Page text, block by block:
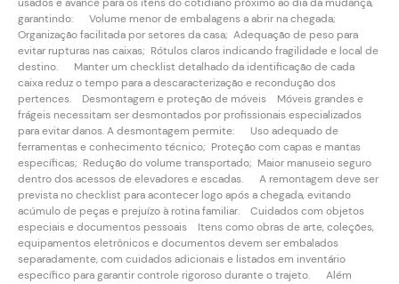
garantindo: Volume menor de embalagens a abrir na chegada;
Organização facilitada por setores da casa; Adequação de peso para
evitar rupturas nas caixas; Rótulos claros indicando fragilidade e local de
destino. Manter um checklist detalhado da identificação de cada
caixa reduz o tempo para a descaracterização e recondução dos
pertences. Desmontagem e proteção de móveis Móveis grandes e
frágeis necessitam ser desmontados por profissionais especializados
para evitar danos. A desmontagem permite: Uso adequado de
ferramentas e conhecimento técnico; Proteção com capas e mantas
específicas; Redução do volume transportado; Maior manuseio seguro
dentro dos acessos de elevadores e escadas. A remontagem deve ser
prevista no checklist para acontecer logo após a chegada, evitando
acúmulo de peças e prejuízo à rotina familiar. Cuidados com objetos
especiais e documentos pessoais Itens como obras de arte, coleções,
equipamentos eletrônicos e documentos devem ser embalados
separadamente, com cuidados adicionais e listados em inventário
específico para garantir controle rigoroso durante o trajeto. Além